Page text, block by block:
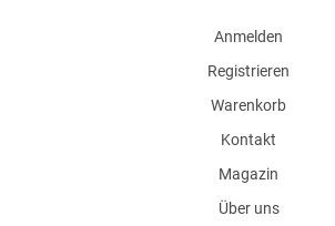
Anmelden
Registrieren
Warenkorb
Kontakt
Magazin
Über uns